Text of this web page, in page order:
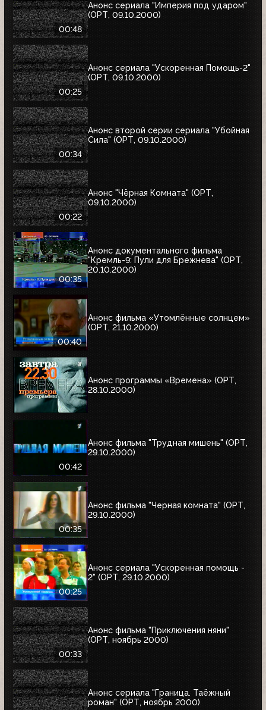
00:48
Анонс сериала "Империя под ударом"
(ОРТ, 09.10.2000)
00:25
Анонс сериала "Ускоренная Помощь-2"
(ОРТ, 09.10.2000)
00:34
Анонс второй серии сериала "Убойная
Сила" (ОРТ, 09.10.2000)
00:22
Анонс "Чёрная Комната" (ОРТ,
09.10.2000)
00:35
Анонс документального фильма
"Кремль-9: Пули для Брежнева" (ОРТ,
20.10.2000)
00:40
Анонс фильма «Утомлённые солнцем»
(ОРТ, 21.10.2000)
Анонс программы «Времена» (ОРТ,
28.10.2000)
00:42
Анонс фильма "Трудная мишень" (ОРТ,
29.10.2000)
00:35
Анонс фильма "Черная комната" (ОРТ,
29.10.2000)
00:25
Анонс сериала "Ускоренная помощь -
2" (ОРТ, 29.10.2000)
00:33
Анонс фильма "Приключения няни"
(ОРТ, ноябрь 2000)
Анонс сериала "Граница. Таёжный
роман" (ОРТ, ноябрь 2000)